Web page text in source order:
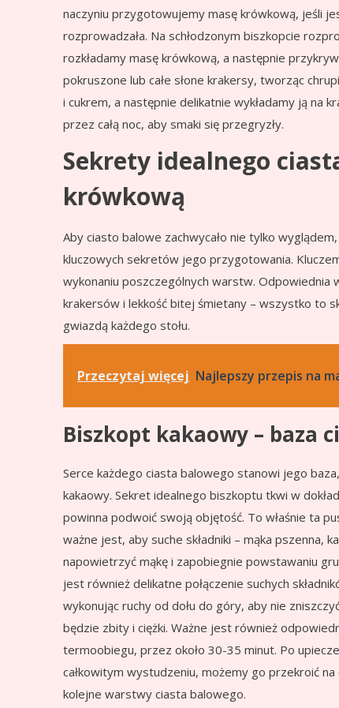
naczyniu przygotowujemy masę krówkową, jeśli
rozprowadzała. Na schłodzonym biszkopcie
rozkładamy masę krówkową, a następnie
pokruszone lub całe słone krakersy, tworząc
i cukrem, a następnie delikatnie wykładamy ją na
przez całą noc, aby smaki się przegryzły.
Sekrety idealnego
krówkową
Aby ciasto balowe zachwycało nie tylko
kluczowych sekretów jego przygotowania.
wykonaniu poszczególnych warstw. Odpowiednia
krakersów i lekkość bitej śmietany – wszystko to
gwiazdą każdego stołu.
Przeczytaj więcej Najlepszy przepis na
Biszkopt kakaowy – baza
Serce każdego ciasta balowego stanowi jego
kakaowy. Sekret idealnego biszkoptu tkwi w
powinna podwoić swoją objętość. To właśnie ta
ważne jest, aby suche składniki – mąka pszenna,
napowietrzyć mąkę i zapobiegnie powstawaniu
jest również delikatne połączenie suchych
wykonując ruchy od dołu do góry, aby nie
będzie zbity i ciężki. Ważne jest również
termoobiegu, przez około 30-35 minut. Po
całkowitym wystudzeniu, możemy go przekroić
kolejne warstwy ciasta balowego.